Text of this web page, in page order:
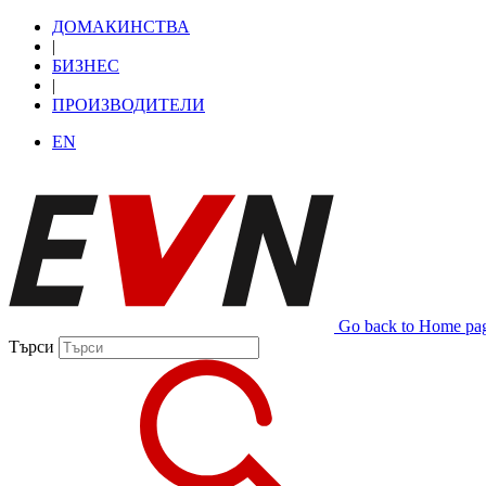
ДОМАКИНСТВА
|
БИЗНЕС
|
ПРОИЗВОДИТЕЛИ
EN
Go back to Home
Търси